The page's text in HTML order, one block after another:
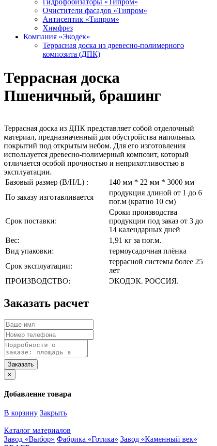
Гидрофобизаторы «Типром»
Очистители фасадов «Типром»
Антисептик «Типром»
Химфрез
Компания «Экодек»
Террасная доска из древесно-полимерного
композита (ДПК)
Террасная доска
Пшеничный, брашинг
Террасная доска из ДПК представляет собой отделочный
материал, предназначенный для обустройства напольных
покрытий под открытым небом. Для его изготовления
используется древесно-полимерный композит, который
отличается особой прочностью и неприхотливостью в
эксплуатации.
Базовый размер (B/H/L) :
140 мм * 22 мм * 3000 мм
По заказу изготавливается
продукция длиной от 1 до 6
пог.м (кратно 10 см)
Срок поставки:
Сроки производства
продукции под заказ от 3 до
14 календарных дней
Вес:
1,91 кг за пог.м.
Вид упаковки:
термоусадочная плёнка
Срок эксплуатации:
террасной системы более 25
лет
ПРОИЗВОДСТВО:
ЭКОДЭК. РОССИЯ.
Заказать расчет
×
Добавление товара
В корзину Закрыть
Каталог материалов
Завод «Выбор» Фабрика «Готика» Завод «Каменный век»